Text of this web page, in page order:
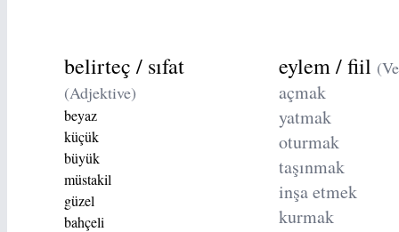
belirteç / sıfat
(Adjektive)
beyaz
küçük
büyük
müstakil
güzel
bahçeli
eylem / fiil
açmak
yatmak
oturmak
taşınmak
inşa etmek
kurmak